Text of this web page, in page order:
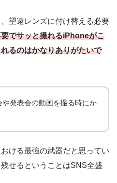
望遠レンズに付け替える必要
でサッと撮れるiPhoneがこ
るのはかなりありがたいで
や発表会の動画を撮る時にか
ける最強の武器だと思ってい
せるということはSNS全盛